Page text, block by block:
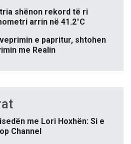
shënon rekord të ri
arrin në 41.2°C
e papritur, shtohen
me Realin
me Lori Hoxhën: Si e
Channel